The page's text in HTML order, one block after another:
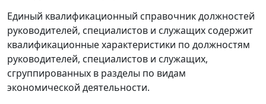
Единый квалификационный справочникдолжностей
руководителей, специалистов и служащих содержит
квалификационные характеристики по должностям
руководителей, специалистов и служащих,
сгруппированных в разделы по видам
экономической деятельности.